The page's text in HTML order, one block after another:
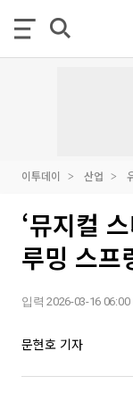
이투데이 산업
‘뮤지컬
루밍 스프
입력 2026-03-16 06:00
문현호 기자